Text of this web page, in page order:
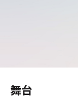
舞台